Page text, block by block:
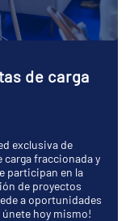
de carga
exclusiva de
fraccionada y
participan en la
de proyectos
a oportunidades
hoy mismo!